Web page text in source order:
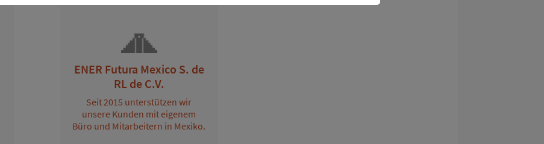
ENER Futura Mexico S. de
RL de C.V.
Seit 2015 unterstützen wir
unsere Kunden mit eigenem
Büro und Mitarbeitern in Mexiko.